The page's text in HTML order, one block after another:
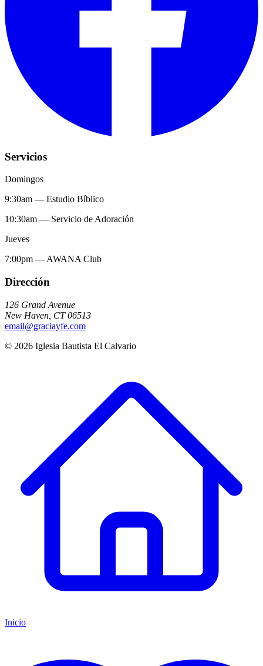
Servicios
Domingos
9:30am — Estudio Bíblico
10:30am — Servicio de Adoración
Jueves
7:00pm — AWANA Club
Dirección
126 Grand Avenue
New Haven CT 06513
email@graciayfe.com
© 2026 Iglesia Bautista El Calvario
Inicio